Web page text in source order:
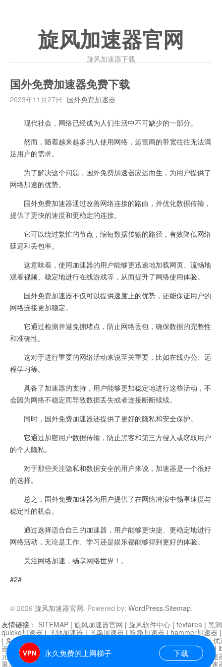
旋风加速器官网
旋风加速器下载
国外免费加速器免费下载
2023年11月27日 国外免费加速器
现代社会，网络已经成为人们生活中不可缺少的一部分。
然而，随着越来越多的人使用网络，运营商的带宽往往无法满
足用户的需求。
为了解决这个问题，国外免费加速器应运而生，为用户提供了
网络加速的优势。
国外免费加速器通过改善网络连接的路由，并优化数据传输，
提供了更快的速度和更稳定的连接。
它可以绕过繁忙的节点，缩短数据传输的路径，有效降低网络
延迟和丢包率。
这意味着，使用加速器的用户能够更迅速地加载网页、流畅地
观看视频、稳定地进行在线游戏等，从而提升了网络使用体验。
国外免费加速器不仅可以提供速度上的优势，还能保证用户的
网络连接更加稳定。
它通过检测并避免拥堵点，防止网络丢包，确保数据的完整性
和准确性。
这对于进行重要的网络活动来说至关重要，比如在线办公、远
程学习等。
具备了加速器的支持，用户能够更加稳定地进行这些活动，不
会因为网络不稳定而导致数据丢失或者连接断断续续。
同时，国外免费加速器还提供了更好的隐私和安全保护。
它通过加密用户数据传输，防止黑客和第三方侵入或窃取用户
的个人隐私。
对于那些关注隐私和数据安全的用户来说，加速器是一个很好
的选择。
总之，国外免费加速器为用户提供了在网络冲浪中畅享速度与
稳定性的机会。
通过选择适合自己的加速器，用户能够更快捷、更稳定地进行
网络活动，无论是工作、学习还是娱乐都能够得到更好的体验。
关注网络加速，畅享网络世界！。
#2#
© 2026 旋风加速器官网. Powered by: WordPress.Sitemap.
永久免费的上网梯子 下载
友情链接： SITEMAP | 旋风加速器官网 | 旋风软件中心 | textarea | 黑
quickq加速器 | 飞驰加速器 | 飞鸟加速器 | 狗急加速器 | hammer加速器
| 免费vqn加速外网 迷雾通|优
器| 快柠檬加速器 |黑洞加速 |falemon 快橙加速器|anycast加速器 |
元机场加速器 |一元机场|老王加速器 | 白石山|
小牛加速
果加速器|黑洞加速 芒果加速